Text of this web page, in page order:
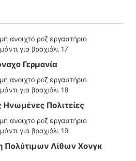
Γερμανία
Πολιτείες
Πολύτιμων Λίθων Χονγκ